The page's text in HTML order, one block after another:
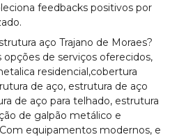
feedbacks positivos por
aço Trajano de Moraes?
de serviços oferecidos,
residencial,cobertura
de aço, estrutura de aço
de aço para telhado, estrutura
de galpão metálico e
equipamentos modernos, e